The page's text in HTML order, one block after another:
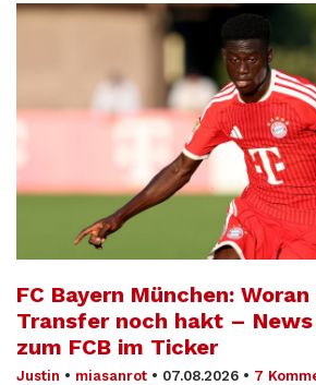
FC Bayern München:
Transfer noch hakt –
zum FCB im Ticker
Justin • miasanrot • 07.08.2026 • 7